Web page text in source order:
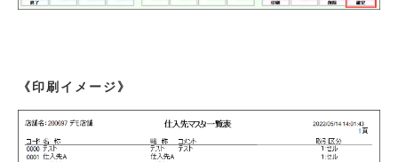
《印刷イメージ》